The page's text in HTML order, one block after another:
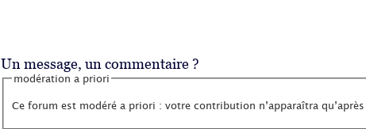
Un message, un commentaire ?
modération a priori
Ce forum est modéré a priori : votre contribution n’apparaîtra